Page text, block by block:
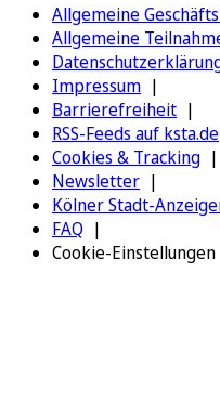
Allgemeine
Allgemeine
Impressum
Barrierefreiheit
RSS-Feeds auf ksta.de
Cookies & Tracking
Newsletter
Kölner Stadt-
FAQ
Cookie-Einstellungen